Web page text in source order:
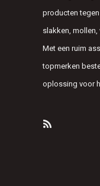
producten tegen
slakken, mollen,
Met een ruim
topmerken
oplossing voor